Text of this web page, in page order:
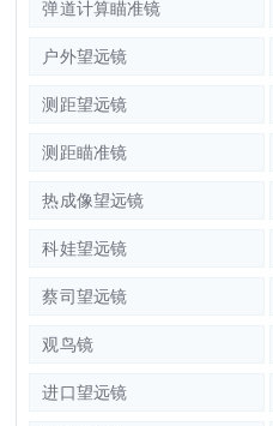
弹道计算瞄准镜
户外望远镜
测距望远镜
测距瞄准镜
热成像望远镜
科娃望远镜
蔡司望远镜
观鸟镜
进口望远镜